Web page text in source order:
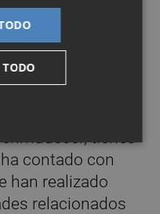
que sea
defensora de
tienes
contado con
han realizado
relacionados
TODO